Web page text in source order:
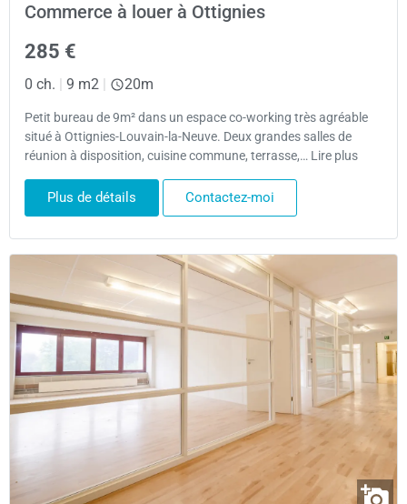
Commerce à louer à Ottignies
285 €
0 ch. | 9 m2 | 20m
Petit bureau de 9m² dans un espace co-working très agréable
situé à Ottignies-Louvain-la-Neuve. Deux grandes salles de
réunion à disposition, cuisine commune, terrasse,… Lire plus
Plus de détails Contactez-moi